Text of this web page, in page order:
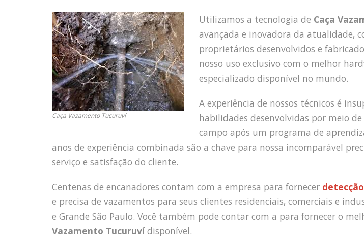
Caça Vazamento Tucuruví
Utilizamos a tecnologia de Caça
avançada e inovadora da atualidade,
proprietários desenvolvidos e
nosso uso exclusivo com o melhor
especializado disponível no mundo.
A experiência de nossos técnicos é
habilidades desenvolvidas por meio
campo após um programa de
anos de experiência combinada são a chave para nossa incomparável
serviço e satisfação do cliente.
Centenas de encanadores contam com a empresa para fornecer
e precisa de vazamentos para seus clientes residenciais, comerciais e
e Grande São Paulo. Você também pode contar com a para fornecer o
Vazamento Tucuruvídisponível.